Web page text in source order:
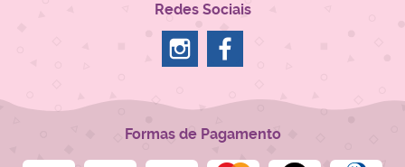
Redes Sociais
Formas de Pagamento